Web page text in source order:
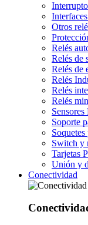
Otros
Relés
Relés de
Relés de
Relés
Relés
Relés
Soporte
Soquetes
Switch y
Tarjetas
Unión y
Conectividad